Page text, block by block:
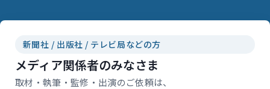
新聞社 / 出版社 / テレビ局などの方
メディア関係者のみなさま
取材・執筆・監修・出演のご依頼は、